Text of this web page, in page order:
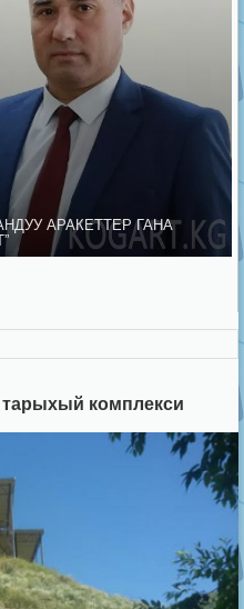
АРАКЕТТЕР ГАНА
комплекси